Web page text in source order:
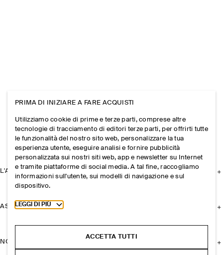
L'AZIENDA
ASSISTENZA
NOTE LEGALI
PRIMA DI INIZIARE A FARE ACQUISTI
Utilizziamo cookie di prime e terze parti, comprese altre
tecnologie di tracciamento di editori terze parti, per offrirti tutte
le funzionalità del nostro sito web, personalizzare la tua
esperienza utente, eseguire analisi e fornire pubblicità
personalizzata sui nostri siti web, app e newsletter su Internet
e tramite piattaforme di social media. A tal fine, raccogliamo
informazioni sull'utente, sui modelli di navigazione e sul
dispositivo.
Toggle more cookie information
LEGGI DI PIÙ
ACCETTA TUTTI